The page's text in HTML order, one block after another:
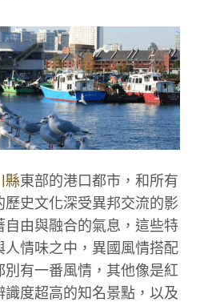
縣東部的港口都市，和所有
史文化深受異邦交流的影
自由與融合的氣息，這些特
人情味之中，異國風情搭配
別有一番風情，其他像是紅
度超高的知名景點，以及